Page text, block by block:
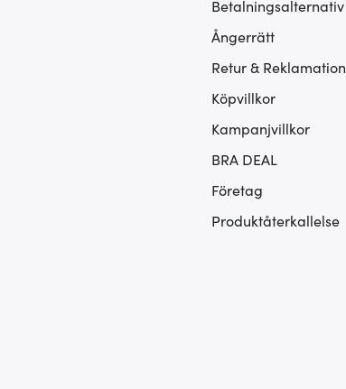
Betalningsalternativ
Ångerrätt
Retur & Reklamation
Köpvillkor
Kampanjvillkor
BRA DEAL
Företag
Produktåterkallelse